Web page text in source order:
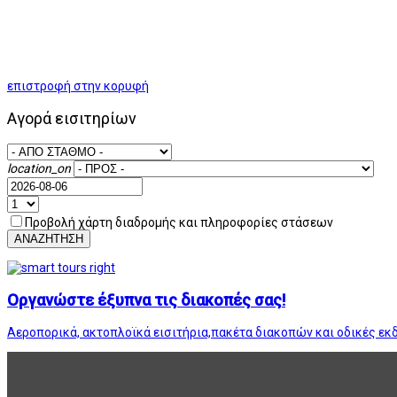
επιστροφή στην κορυφή
Αγορά εισιτηρίων
location_on
Προβολή χάρτη διαδρομής και πληροφορίες στάσεων
ΑΝΑΖΗΤΗΣΗ
Οργανώστε έξυπνα τις διακοπές σας!
Αεροπορικά, ακτοπλοϊκά εισιτήρια,πακέτα διακοπών και οδικές